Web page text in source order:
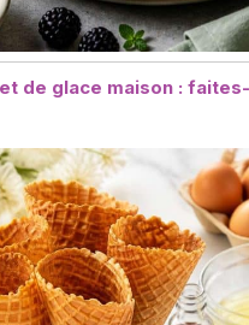
de glace maison :